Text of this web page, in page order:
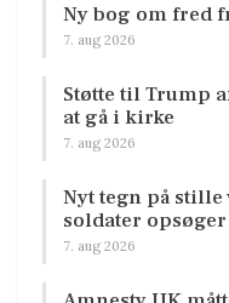
Ny bog om fred
7. aug 2026
Støtte til Trump
at gå i kirke
7. aug 2026
Nyt tegn på
soldater
7. aug 2026